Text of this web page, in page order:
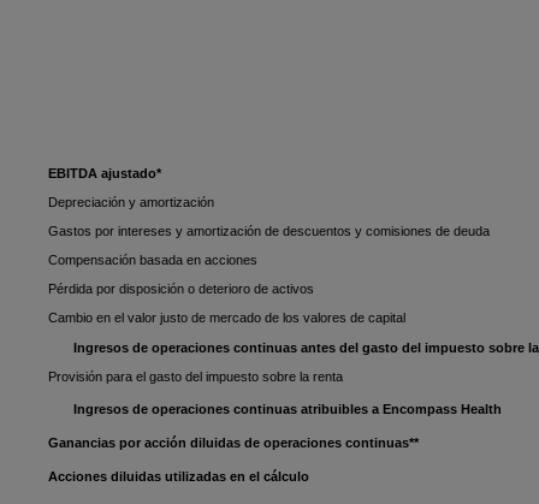
EBITDA ajustado*
Depreciación y amortización
Gastos por intereses y amortización de descuentos y comisiones de deuda
Compensación basada en acciones
Pérdida por disposición o deterioro de activos
Cambio en el valor justo de mercado de los valores de capital
Ingresos de operaciones continuas antes del gasto del impuesto sobre
Provisión para el gasto del impuesto sobre la renta
Ingresos de operaciones continuas atribuibles a Encompass Health
Ganancias por acción diluidas de operaciones continuas**
Acciones diluidas utilizadas en el cálculo